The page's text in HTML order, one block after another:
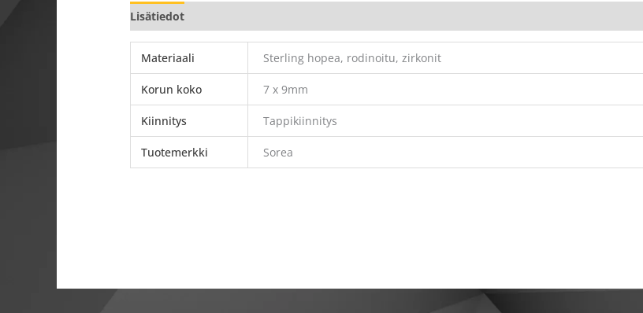
Lisätiedot
Materiaali Sterling hopea, rodinoitu, zirkonit
Korun koko 7 x 9mm
Kiinnitys Tappikiinnitys
Tuotemerkki Sorea